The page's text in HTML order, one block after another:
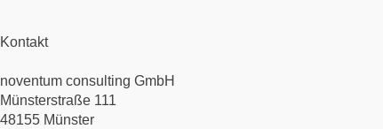
Kontakt
noventum consulting GmbH
Münsterstraße 111
48155 Münster